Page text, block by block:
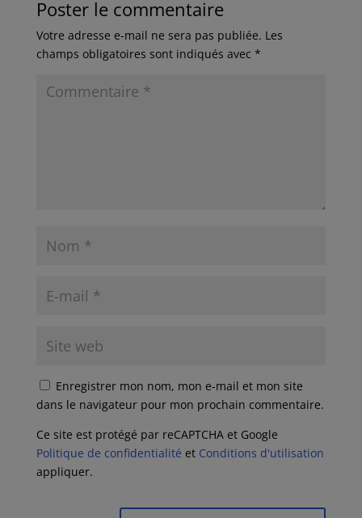
Poster le commentaire
Votre adresse e-mail ne sera pas publiée. Les
champs obligatoires sont indiqués avec *
Enregistrer mon nom, mon e-mail et mon site
dans le navigateur pour mon prochain commentaire.
Ce site est protégé par reCAPTCHA et Google
Politique de confidentialité et Conditions d'utilisation
appliquer.